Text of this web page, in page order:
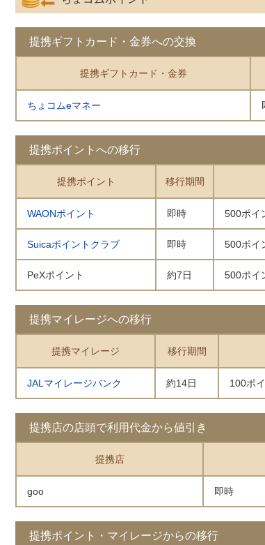
提携ギフトカード・金券への交換
提携ギフトカード・金券
ちょコムeマネー
提携ポイントへの移行
提携ポイント 移行期間
WAONポイント 即時 500ポイ
Suicaポイントクラブ 即時 500ポイ
PeXポイント 約7日 500ポイ
提携マイレージへの移行
提携マイレージ 移行期間
JALマイレージバンク 約14日 100ポ
提携店の店頭で利用代金から値引き
提携店
goo 即時
提携ポイント・マイレージからの移行